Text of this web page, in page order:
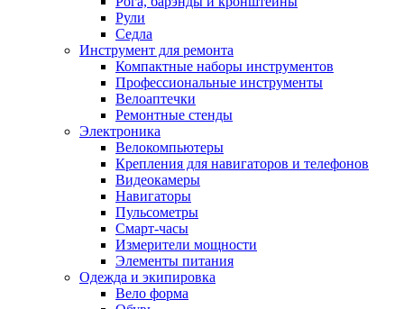
Рули
Седла
Инструмент для ремонта
Компактные наборы инструментов
Профессиональные инструменты
Велоаптечки
Ремонтные стенды
Электроника
Велокомпьютеры
Крепления для навигаторов и телефонов
Видеокамеры
Навигаторы
Пульсометры
Смарт-часы
Измерители мощности
Элементы питания
Одежда и экипировка
Вело форма